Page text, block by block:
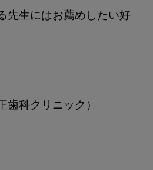
先生にはお薦めしたい好
歯科クリニック）